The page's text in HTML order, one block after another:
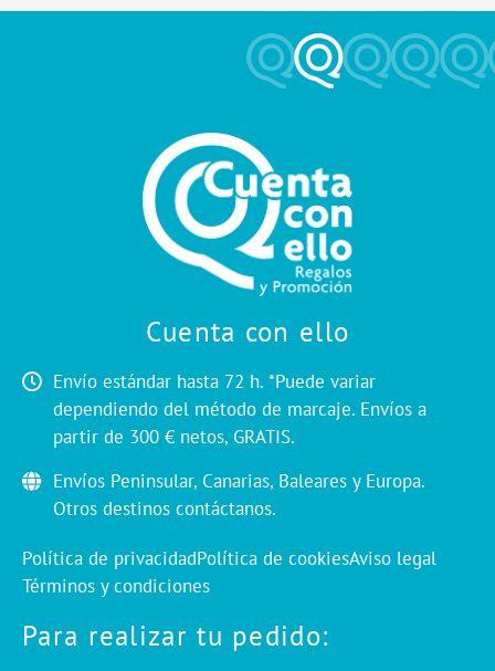
Cuenta con ello
Envío estándar hasta 72 h. *Puede variar
dependiendo del método de marcaje. Envíos a
partir de 300 € netos, GRATIS.
Envíos Peninsular, Canarias, Baleares y Europa.
Otros destinos contáctanos.
Política de privacidadPolítica de cookiesAviso legal
Términos y condiciones
Para realizar tu pedido: